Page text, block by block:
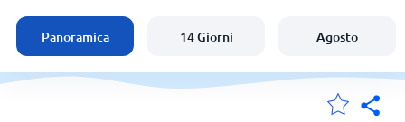
Andorra
Italia
Panoramica 14 Giorni Agosto